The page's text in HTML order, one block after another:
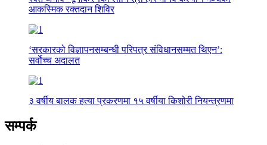
आकस्मिक रक्तदान शिविर
‘सरकारको विज्ञापनसम्बन्धी परिपत्र संविधानसम्मत थिएन’:
सर्वाेच्च अदालत
३ वर्षीय बालक हत्या प्रकरणमा १५ वर्षीया किशोरी नियन्त्रणमा
सम्पर्क